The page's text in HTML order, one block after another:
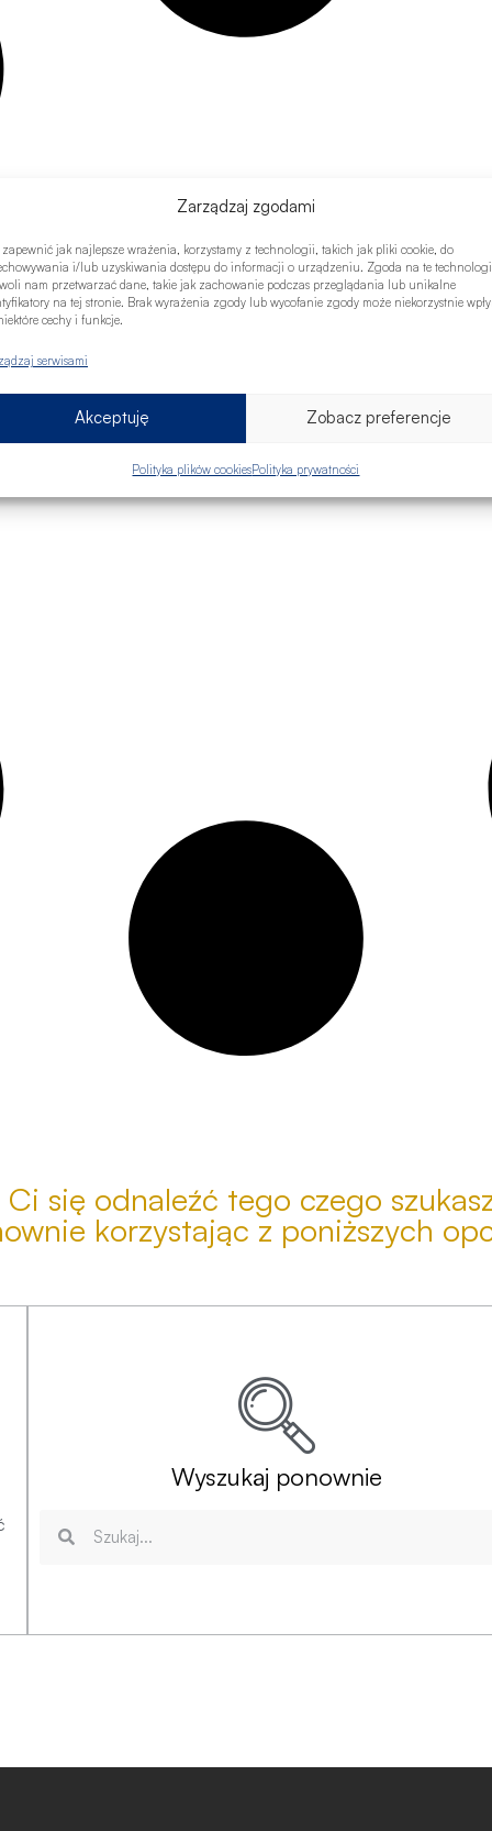
Zarządzaj zgodami
zapewnić jak najlepsze wrażenia, korzystamy z technologii, takich jak pliki cookie, do
i/lub uzyskiwania dostępu do informacji o urządzeniu. Zgoda na te
nam przetwarzać dane, takie jak zachowanie podczas przeglądania lub unikalne
na tej stronie. Brak wyrażenia zgody lub wycofanie zgody może niekorzystnie
cechy i funkcje.
serwisami
Akceptuję Zobacz preferencje
Polityka plików cookiesPolityka prywatności
Ci się odnaleźć tego czego
korzystając z poniższych
Wyszukaj ponownie